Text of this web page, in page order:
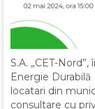
S.A. „CET-
Energie
locatari din
consultare cu